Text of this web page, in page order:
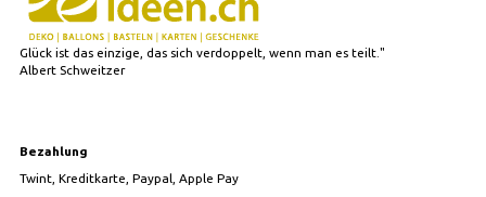
Glück ist das einzige, das sich verdoppelt, wenn man es teilt."
Albert Schweitzer
Bezahlung
Twint, Kreditkarte, Paypal, Apple Pay